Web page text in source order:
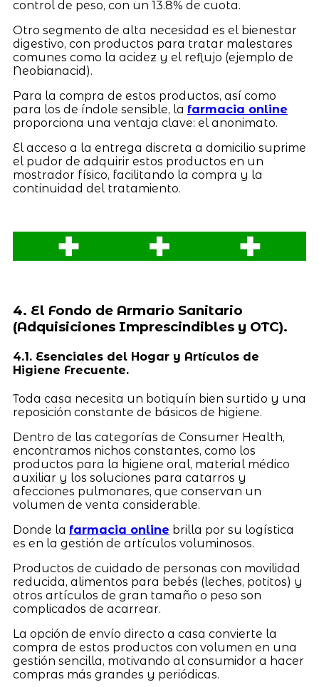
control de peso, con un 13.8% de cuota.
Otro segmento de alta necesidad es el bienestar
digestivo, con productos para tratar malestares
comunes como la acidez y el reflujo (ejemplo de
Neobianacid).
Para la compra de estos productos, así como
para los de índole sensible, la farmacia online
proporciona una ventaja clave: el anonimato.
El acceso a la entrega discreta a domicilio suprime
el pudor de adquirir estos productos en un
mostrador físico, facilitando la compra y la
continuidad del tratamiento.
4. El Fondo de Armario Sanitario
(Adquisiciones Imprescindibles y OTC).
4.1. Esenciales del Hogar y Artículos de
Higiene Frecuente.
Toda casa necesita un botiquín bien surtido y una
reposición constante de básicos de higiene.
Dentro de las categorías de Consumer Health,
encontramos nichos constantes, como los
productos para la higiene oral, material médico
auxiliar y los soluciones para catarros y
afecciones pulmonares, que conservan un
volumen de venta considerable.
Donde la farmacia online brilla por su logística
es en la gestión de artículos voluminosos.
Productos de cuidado de personas con movilidad
reducida, alimentos para bebés (leches, potitos) y
otros artículos de gran tamaño o peso son
complicados de acarrear.
La opción de envío directo a casa convierte la
compra de estos productos con volumen en una
gestión sencilla, motivando al consumidor a hacer
compras más grandes y periódicas.